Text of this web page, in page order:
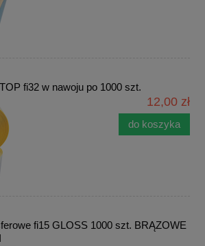
fi32 w nawoju po 1000 szt.
12,00 zł
do koszyka
fi15 GLOSS 1000 szt. BRĄZOWE